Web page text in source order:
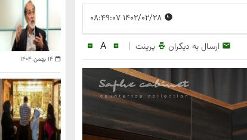
ارسال به دیگران پرینت |
A
۱۴ بهمن ۱۴۰۴